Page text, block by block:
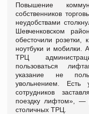
Повышение
собственников
неудобствами
Шевченковском
обесточили розетки,
ноутбуки и мобилки.
ТРЦ
пользоваться
указание не
увольнением. Есть
сотрудников
поездку лифтом», —
столичных ТРЦ.